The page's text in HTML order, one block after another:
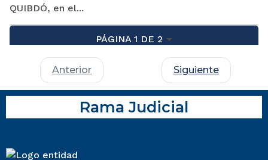
QUIBDÓ, en el...
PÁGINA 1 DE 2
Anterior Siguiente
Rama Judicial